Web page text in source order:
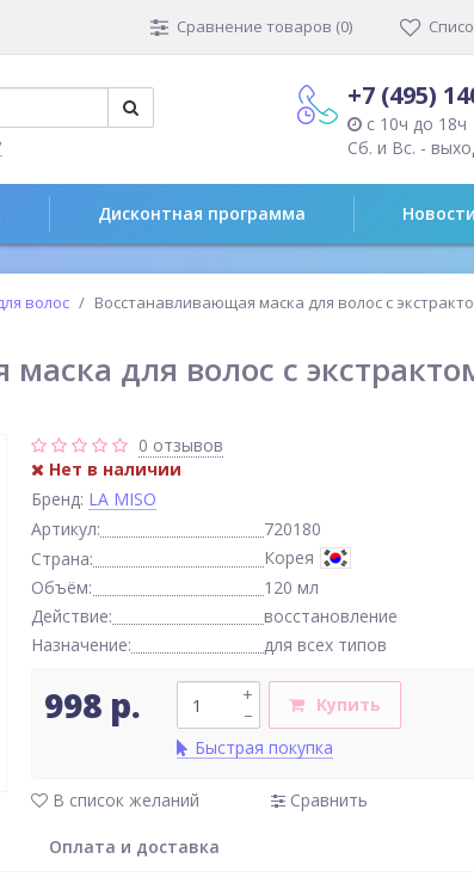
Сравнение товаров (0)
+7 (495)
с 10ч до 18ч
Сб. и Вс. -
Дисконтная программа Новости
волос
Восстанавливающая маска для волос с
для волос с
0 отзывов
Нет в наличии
Бренд: LA MISO
Артикул:
720180
Страна:
Корея
Объём:
120 мл
Действие:
восстановление
Назначение:
для всех типов
998 р. –
+
Купить
Быстрая покупка
В список желаний Сравнить
подводка
насыщенный
Нет в
Оплата и доставка